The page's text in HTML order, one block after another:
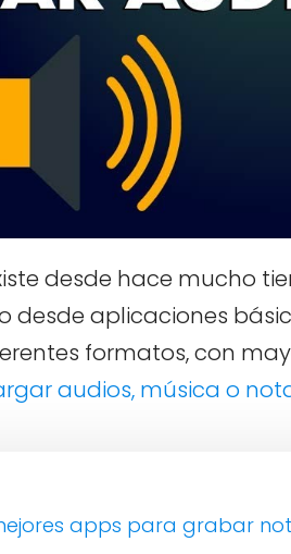
desde hace mucho
desde aplicaciones
formatos, con
audios, música o
apps para grabar